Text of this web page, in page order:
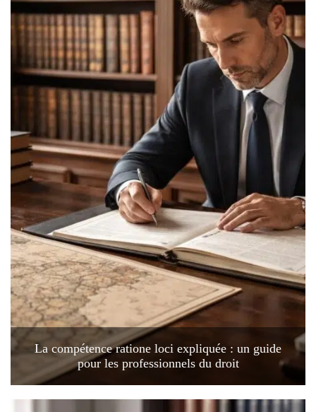
La compétence ratione loci expliquée : un guide
pour les professionnels du droit